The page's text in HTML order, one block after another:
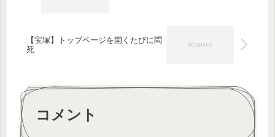
【宝塚】トップページを開くたびに悶
死
コメント